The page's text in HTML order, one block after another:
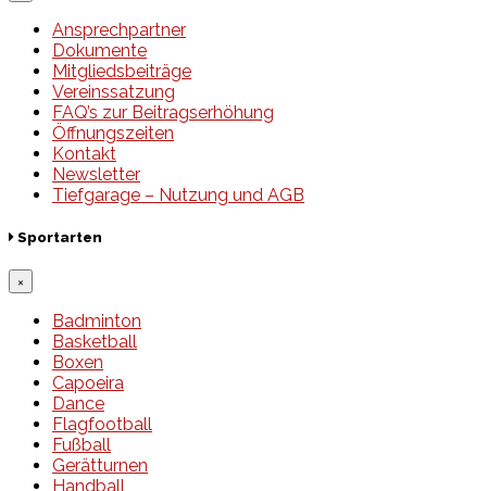
Ansprechpartner
Dokumente
Mitgliedsbeiträge
Vereinssatzung
FAQ’s zur Beitragserhöhung
Öffnungszeiten
Kontakt
Newsletter
Tiefgarage – Nutzung und AGB
Sportarten
×
Badminton
Basketball
Boxen
Capoeira
Dance
Flagfootball
Fußball
Gerätturnen
Handball